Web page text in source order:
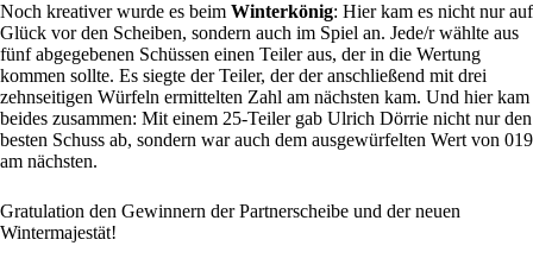
Noch kreativer wurde es beim Winterkönig: Hier kam es nicht nur auf
Glück vor den Scheiben, sondern auch im Spiel an. Jede/r wählte aus
fünf abgegebenen Schüssen einen Teiler aus, der in die Wertung
kommen sollte. Es siegte der Teiler, der der anschließend mit drei
zehnseitigen Würfeln ermittelten Zahl am nächsten kam. Und hier kam
beides zusammen: Mit einem 25-Teiler gab Ulrich Dörrie nicht nur den
besten Schuss ab, sondern war auch dem ausgewürfelten Wert von 019
am nächsten.
Gratulation den Gewinnern der Partnerscheibe und der neuen
Wintermajestät!